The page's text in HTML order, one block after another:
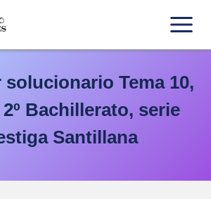
solucionario Tema 10,
Bachillerato, serie
Santillana